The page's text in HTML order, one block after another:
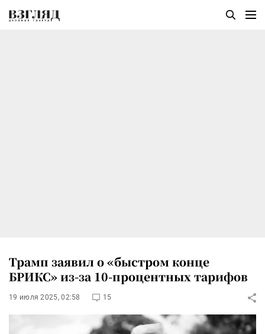
Трамп заявил о «быстром конце
БРИКС» из-за 10-процентных тарифов
19 июля 2025, 02:58 15